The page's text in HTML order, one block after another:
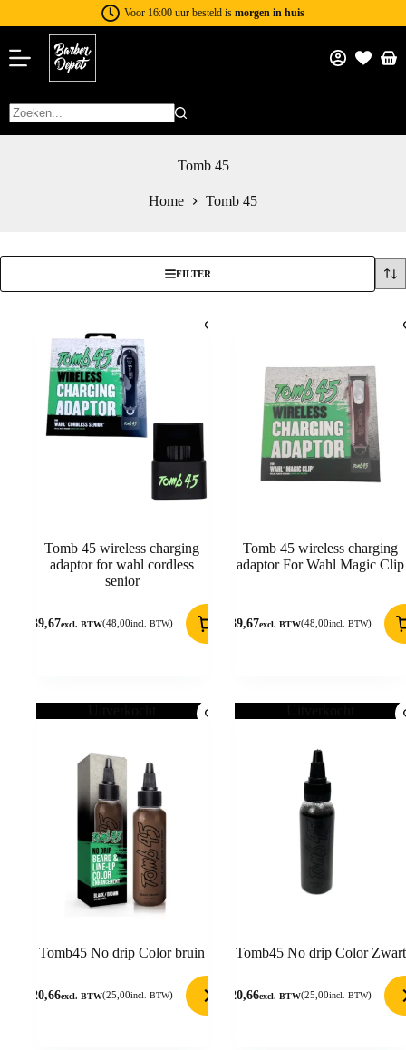
Voor 16:00 uur besteld is morgen in huis
Tomb 45
Home Tomb 45
FILTER
Tomb 45 wireless charging
adaptor for wahl cordless
senior
39,67excl. BTW(48,00incl. BTW)
Tomb 45 wireless charging
adaptor For Wahl Magic Clip
39,67excl. BTW(48,00incl. BTW)
Tomb45 No drip Color bruin
20,66excl. BTW(25,00incl. BTW)
Tomb45 No drip Color Zwart
20,66excl. BTW(25,00incl. BTW)